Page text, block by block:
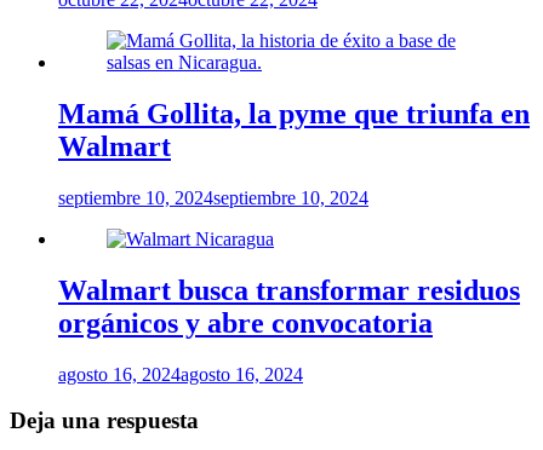
Mamá Gollita, la pyme que triunfa en
Walmart
septiembre 10, 2024septiembre 10, 2024
Walmart busca transformar residuos
orgánicos y abre convocatoria
agosto 16, 2024agosto 16, 2024
Deja una respuesta